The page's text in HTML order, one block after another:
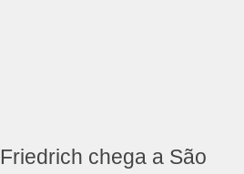
chega a São